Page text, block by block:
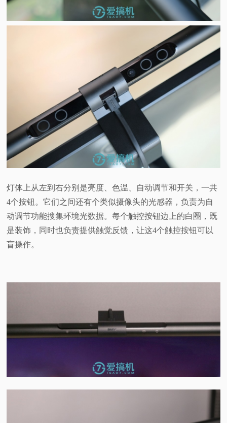
灯体上从左到右分别是亮度、色温、自动调节和开关，一共
4个按钮。它们之间还有个类似摄像头的光感器，负责为自
动调节功能搜集环境光数据。每个触控按钮边上的白圈，既
是装饰，同时也负责提供触觉反馈，让这4个触控按钮可以
盲操作。